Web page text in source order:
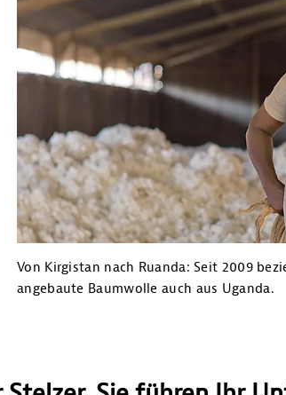
Von Kirgistan nach Ruanda: Seit 2009
angebaute Baumwolle auch aus Uganda.